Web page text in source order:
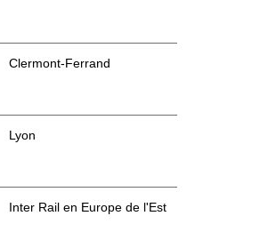
Clermont-Ferrand
Lyon
Inter Rail en Europe de l'Est